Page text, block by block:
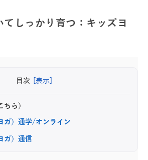
てしっかり育つ：キッズヨ
目次 [表示]
ら）
ガ）通学/オンライン
ガ）通信